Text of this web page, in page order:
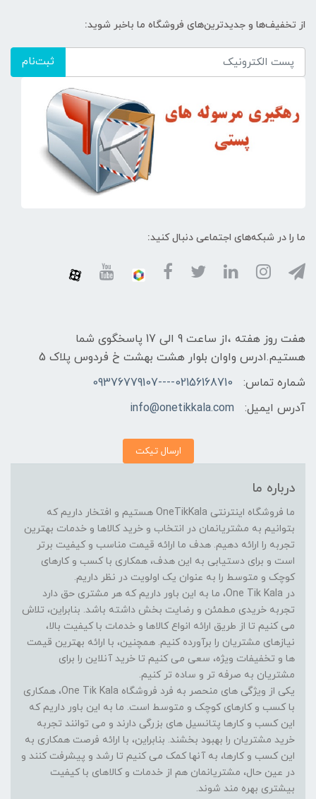
از تخفیف‌ها و جدیدترین‌های فروشگاه ما باخبر شوید:
ثبت‌نام
ما را در شبکه‌های اجتماعی دنبال کنید:
هفت روز هفته ،از ساعت 9 الی 17 پاسخگوی شما
هستیم.ادرس واوان بلوار هشت بهشت خ فردوس پلاک 5
شماره تماس:
02156168710----09376779107
آدرس ایمیل:
info@onetikkala.com
ارسال تیکت
درباره ما
ما فروشگاه اینترنتی OneTikKala هستیم و افتخار داریم که
بتوانیم به مشتریانمان در انتخاب و خرید کالاها و خدمات بهترین
تجربه را ارائه دهیم. هدف ما ارائه قیمت مناسب و کیفیت برتر
است و برای دستیابی به این هدف، همکاری با کسب و کارهای
کوچک و متوسط را به عنوان یک اولویت در نظر داریم.
در One Tik Kala، ما به این باور داریم که هر مشتری حق دارد
تجربه خریدی مطمئن و رضایت بخش داشته باشد. بنابراین، تلاش
می کنیم تا از طریق ارائه انواع کالاها و خدمات با کیفیت بالا،
نیازهای مشتریان را برآورده کنیم. همچنین، با ارائه بهترین قیمت
ها و تخفیفات ویژه، سعی می کنیم تا خرید آنلاین را برای
مشتریان به صرفه تر و ساده تر کنیم.
یکی از ویژگی های منحصر به فرد فروشگاه One Tik Kala، همکاری
با کسب و کارهای کوچک و متوسط است. ما به این باور داریم که
این کسب و کارها پتانسیل های بزرگی دارند و می توانند تجربه
خرید مشتریان را بهبود بخشند. بنابراین، با ارائه فرصت همکاری به
این کسب و کارها، به آنها کمک می کنیم تا رشد و پیشرفت کنند و
در عین حال، مشتریانمان هم از خدمات و کالاهای با کیفیت
بیشتری بهره مند شوند.